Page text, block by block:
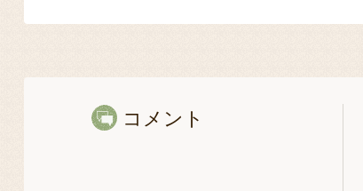
コメント